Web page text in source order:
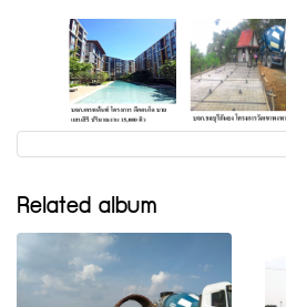
Related album